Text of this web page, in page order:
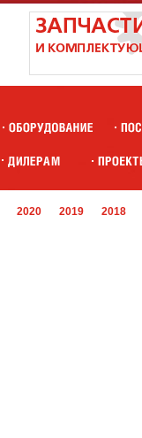
2020 2019 2018